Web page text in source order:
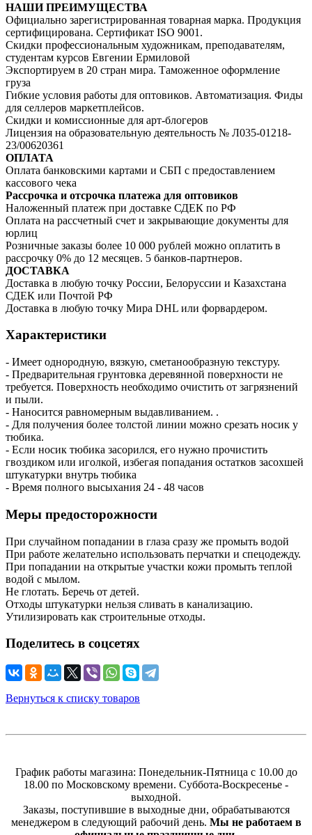
НАШИ ПРЕИМУЩЕСТВА
Официально зарегистрированная товарная марка. Продукция
сертифицирована. Сертификат ISO 9001.
Скидки профессиональным художникам, преподавателям,
студентам курсов Евгении Ермиловой
Экспортируем в 20 стран мира. Таможенное оформление
груза
Гибкие условия работы для оптовиков. Автоматизация. Фиды
для селлеров маркетплейсов.
Скидки и комиссионные для арт-блогеров
Лицензия на образовательную деятельность № Л035-01218-
23/00620361
ОПЛАТА
Оплата банковскими картами и СБП с предоставлением
кассового чека
Рассрочка и отсрочка платежа для оптовиков
Наложенный платеж при доставке СДЕК по РФ
Оплата на рассчетный счет и закрывающие документы для
юрлиц
Розничные заказы более 10 000 рублей можно оплатить в
рассрочку 0% до 12 месяцев. 5 банков-партнеров.
ДОСТАВКА
Доставка в любую точку России, Белоруссии и Казахстана
СДЕК или Почтой РФ
Доставка в любую точку Мира DHL или форвардером.
Характеристики
- Имеет однородную, вязкую, сметанообразную текстуру.
- Предварительная грунтовка деревянной поверхности не
требуется. Поверхность необходимо очистить от загрязнений
и пыли.
- Наносится равномерным выдавливанием. .
- Для получения более толстой линии можно срезать носик у
тюбика.
- Если носик тюбика засорился, его нужно прочистить
гвоздиком или иголкой, избегая попадания остатков засохшей
штукатурки внутрь тюбика
- Время полного высыхания 24 - 48 часов
Меры предосторожности
При случайном попадании в глаза сразу же промыть водой
При работе желательно использовать перчатки и спецодежду.
При попадании на открытые участки кожи промыть теплой
водой с мылом.
Не глотать. Беречь от детей.
Отходы штукатурки нельзя сливать в канализацию.
Утилизировать как строительные отходы.
Поделитесь в соцсетях
Вернуться к списку товаров
График работы магазина: Понедельник-Пятница с 10.00 до
18.00 по Московскому времени. Суббота-Воскресенье -
выходной.
Заказы, поступившие в выходные дни, обрабатываются
менеджером в следующий рабочий день. Мы не работаем в